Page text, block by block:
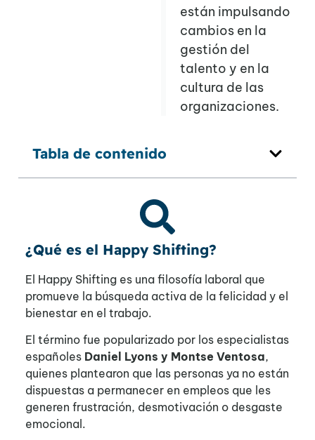
están impulsando
cambios en la
gestión del
talento y en la
cultura de las
organizaciones.
Tabla de contenido
¿Qué es el Happy Shifting?
El Happy Shifting es una filosofía laboral que
promueve la búsqueda activa de la felicidad y el
bienestar en el trabajo.
El término fue popularizado por los especialistas
españoles Daniel Lyons y Montse Ventosa,
quienes plantearon que las personas ya no están
dispuestas a permanecer en empleos que les
generen frustración, desmotivación o desgaste
emocional.